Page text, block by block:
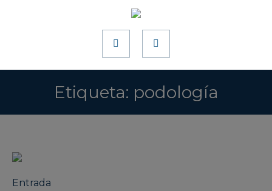
Etiqueta: podología
Entrada